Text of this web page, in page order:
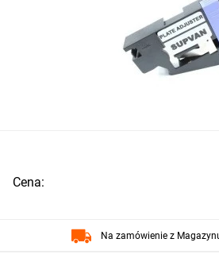
Cena:
Na zamówienie z